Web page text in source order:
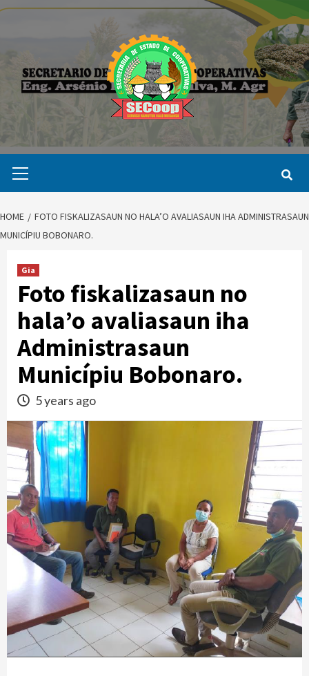
Skip
Menu
HOME
FOTO FISKALIZASAUN NO HALA’O AVALIASAUN IHA ADMINISTRASAUN
MUNICÍPIU BOBONARO.
Gia
Foto fiskalizasaun no
hala’o avaliasaun iha
Administrasaun
Municípiu Bobonaro.
5 years ago